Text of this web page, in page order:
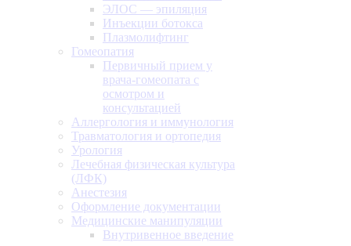
ЭЛОС — эпиляция
Инъекции ботокса
Плазмолифтинг
Гомеопатия
Первичный прием у
врача-гомеопата с
осмотром и
консультацией
Аллергология и иммунология
Травматология и ортопедия
Урология
Лечебная физическая культура
(ЛФК)
Анестезия
Оформление документации
Медицинские манипуляции
Внутривенное введение